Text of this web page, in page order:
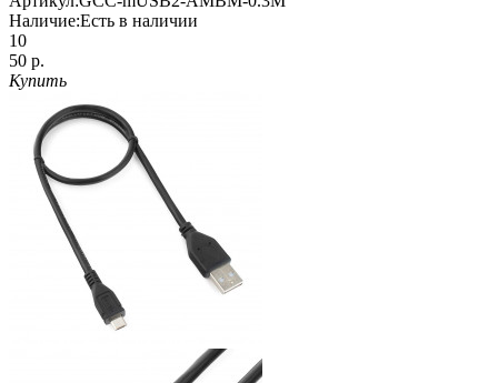
Наличие:Есть в наличии
10
50 р.
Купить